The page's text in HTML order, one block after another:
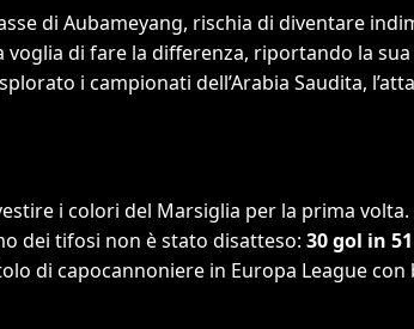
di Aubameyang, rischia di diventare
voglia di fare la differenza, riportando la
i campionati dell’Arabia Saudita,
i colori del Marsiglia per la prima
dei tifosi non è stato disatteso: 30 gol in
di capocannoniere in Europa League con